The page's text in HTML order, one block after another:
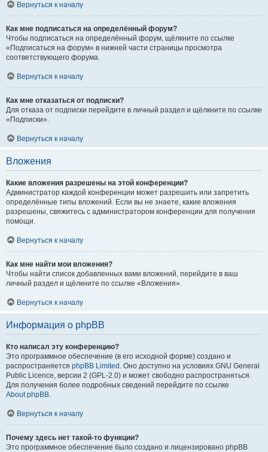
Вернуться к началу
Как мне подписаться на определённый форум?
Чтобы подписаться на определённый форум, щёлкните по ссылке
«Подписаться на форум» в нижней части страницы просмотра
соответствующего форума.
Вернуться к началу
Как мне отказаться от подписки?
Для отказа от подписки перейдите в личный раздел и щёлкните по ссылке
«Подписки».
Вернуться к началу
Вложения
Какие вложения разрешены на этой конференции?
Администратор каждой конференции может разрешить или запретить
определённые типы вложений. Если вы не знаете, какие вложения
разрешены, свяжитесь с администратором конференции для получения
помощи.
Вернуться к началу
Как мне найти мои вложения?
Чтобы найти список добавленных вами вложений, перейдите в ваш
личный раздел и щёлкните по ссылке «Вложения».
Вернуться к началу
Информация о phpBB
Кто написал эту конференцию?
Это программное обеспечение (в его исходной форме) создано и
распространяется phpBB Limited . Оно доступно на условиях GNU General
Public Licence, версии 2 (GPL-2.0) и может свободно распространяться.
Для получения более подробных сведений перейдите по ссылке
About phpBB.
Вернуться к началу
Почему здесь нет такой-то функции?
Это программное обеспечение было создано и лицензировано phpBB